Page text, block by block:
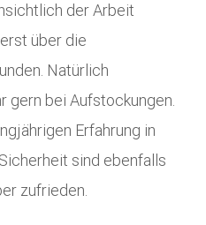
der Arbeit
über die
Natürlich
gern bei Aufstockungen.
Erfahrung in
sind ebenfalls
zufrieden.